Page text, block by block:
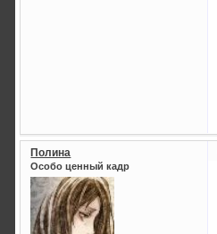
Полина
Особо ценный кадр